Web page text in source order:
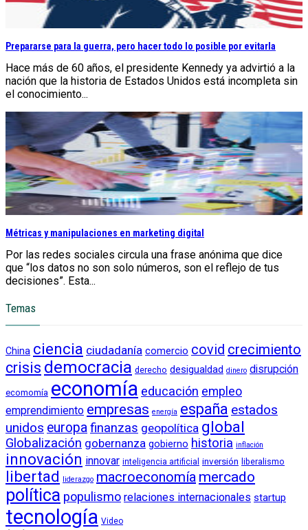
Prepararse para la guerra, pero hacer todo lo posible por evitarla
Hace más de 60 años, el presidente Kennedy ya advirtió a la
nación que la historia de Estados Unidos está incompleta sin
el conocimiento...
Métricas y manipulaciones en marketing digital
Por las redes sociales circula una frase anónima que dice
que “los datos no son solo números, son el reflejo de tus
decisiones”. Esta...
Temas
China ciencia ciudadanía comercio covid crecimiento
crisis democracia derecho desigualdad dinero disrupción
ecomomía economía educación empleo
emprendimiento empresas energía españa estados
unidos europafinanzas geopolítica global
Globalización gobernanza gobierno historia inflación
innovación innovar inteligencia artificial inversión liberalismo
libertad liderazgo macroeconomía mercado
política populismo relaciones internacionales startup
tecnología Video